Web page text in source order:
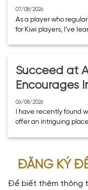
GGBet Casino
07/08/2026
As a player who
for Kiwi players, I’ve
Succeed at
Encourages
Participate in
Successes
06/08/2026
I have recently found
offer an intriguing place
ĐĂNG KÝ
Để biết thêm thông